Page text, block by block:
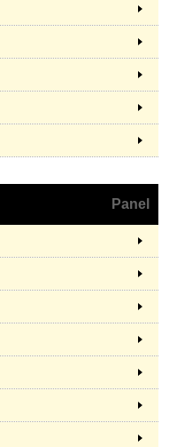
Panel